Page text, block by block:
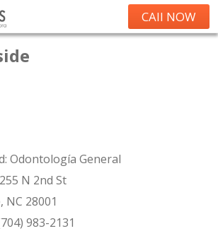
CAll NOW
Odontología General
N 2nd St
NC 28001
983-2131